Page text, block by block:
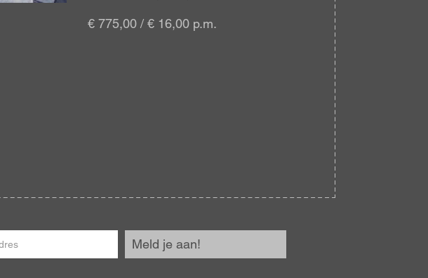
€ 775,00 / € 16,00 p.m.
Meld je aan!